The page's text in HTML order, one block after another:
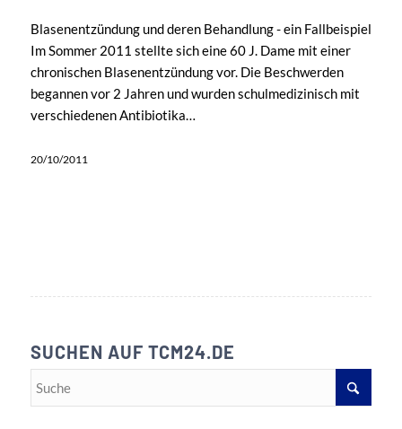
Blasenentzündung und deren Behandlung - ein Fallbeispiel
Im Sommer 2011 stellte sich eine 60 J. Dame mit einer
chronischen Blasenentzündung vor. Die Beschwerden
begannen vor 2 Jahren und wurden schulmedizinisch mit
verschiedenen Antibiotika…
20/10/2011
SUCHEN AUF TCM24.DE